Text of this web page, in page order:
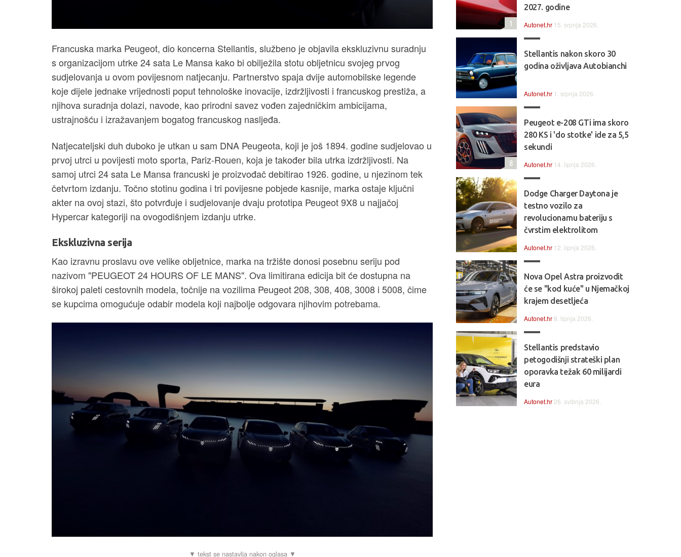
Francuska marka Peugeot, dio koncerna Stellantis, službeno je objavila ekskluzivnu suradnju
s organizacijom utrke 24 sata Le Mansa kako bi obilježila stotu obljetnicu svojeg prvog
sudjelovanja u ovom povijesnom natjecanju. Partnerstvo spaja dvije automobilske legende
koje dijele jednake vrijednosti poput tehnološke inovacije, izdržljivosti i francuskog prestiža, a
njihova suradnja dolazi, navode, kao prirodni savez vođen zajedničkim ambicijama,
ustrajnošću i izražavanjem bogatog francuskog nasljeđa.
Natjecateljski duh duboko je utkan u sam DNA Peugeota, koji je još 1894. godine sudjelovao u
prvoj utrci u povijesti moto sporta, Pariz-Rouen, koja je također bila utrka izdržljivosti. Na
samoj utrci 24 sata Le Mansa francuski je proizvođač debitirao 1926. godine, u njezinom tek
četvrtom izdanju. Točno stotinu godina i tri povijesne pobjede kasnije, marka ostaje ključni
akter na ovoj stazi, što potvrđuje i sudjelovanje dvaju prototipa Peugeot 9X8 u najjačoj
Hypercar kategoriji na ovogodišnjem izdanju utrke.
Ekskluzivna serija
Kao izravnu proslavu ove velike obljetnice, marka na tržište donosi posebnu seriju pod
nazivom "PEUGEOT 24 HOURS OF LE MANS". Ova limitirana edicija bit će dostupna na
širokoj paleti cestovnih modela, točnije na vozilima Peugeot 208, 308, 408, 3008 i 5008, čime
se kupcima omogućuje odabir modela koji najbolje odgovara njihovim potrebama.
2027. godine
Autonet.hr 15. srpnja 2026.
1
Stellantis nakon skoro 30
godina oživljava Autobianchi
Autonet.hr 1. srpnja 2026.
Peugeot e-208 GTi ima skoro
280 KS i 'do stotke' ide za 5,5
sekundi
Autonet.hr 14. lipnja 2026.
8
Dodge Charger Daytona je
testno vozilo za
revolucionarnu bateriju s
čvrstim elektrolitom
Autonet.hr 12. lipnja 2026.
Nova Opel Astra proizvodit
će se "kod kuće" u Njemačkoj
krajem desetljeća
Autonet.hr8. lipnja 2026.
Stellantis predstavio
petogodišnji strateški plan
oporavka težak 60 milijardi
eura
Autonet.hr 26. svibnja 2026.